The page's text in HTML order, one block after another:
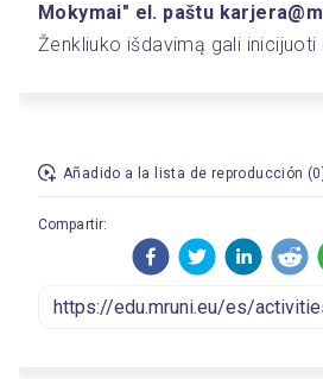
Mokymai" el. paštu
Añadido a la lista de reproducción
Compartir: